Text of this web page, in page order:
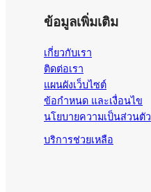
ข้อมูลเพิ่มเติม
เกี่ยวกับเรา
ติดต่อเรา
แผนผังเว็บไซต์
ข้อกำหนด และเงื่อนไข
นโยบายความเป็นส่วนตัว
บริการช่วยเหลือ